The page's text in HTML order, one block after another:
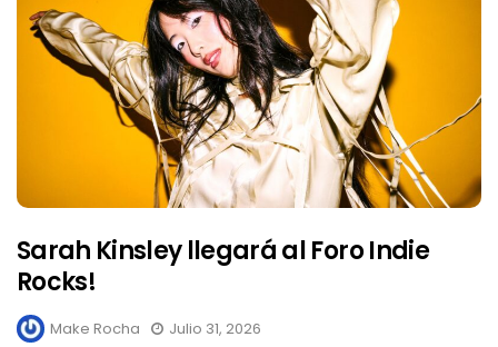
Sarah Kinsley llegará al Foro Indie
Rocks!
Make Rocha Julio 31, 2026